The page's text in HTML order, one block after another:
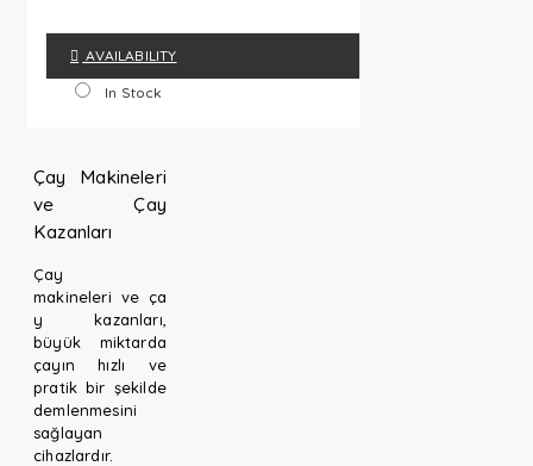
AVAILABILITY
In Stock
Çay Makineleri
ve Çay
Kazanları
Çay
makineleri veça
y kazanları
büyük miktarda
çayın hızlı ve
pratik bir şekilde
demlenmesini
sağlayan
cihazlardır.